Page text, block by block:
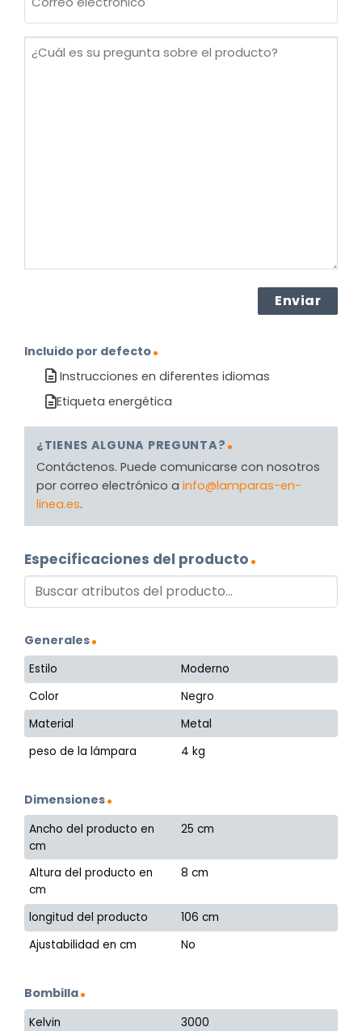
electrónico
¿Cuál
Incluido por defecto
Instrucciones en diferentes idiomas
Etiqueta energética
¿TIENES ALGUNA PREGUNTA?
Contáctenos. Puede comunicarse con nosotros
por correo electrónico a info@lamparas-en-
linea.es.
Especificaciones del producto
Generales
Estilo
Moderno
Color
Negro
Material
Metal
peso de la lámpara
4 kg
Dimensiones
Ancho del producto en
cm
25 cm
Altura del producto en
cm
8 cm
longitud del producto
106 cm
Ajustabilidad en cm
No
Bombilla
Kelvin
3000